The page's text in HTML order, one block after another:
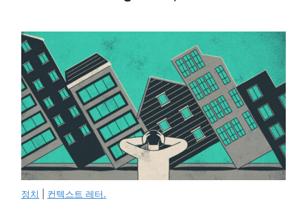
정치 컨텍스트 레터.